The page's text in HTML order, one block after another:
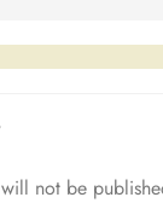
not be